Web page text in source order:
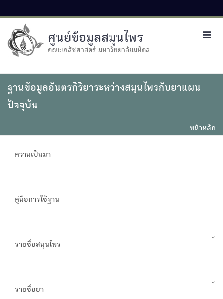
ศูนย์ข้อมูลสมุนไพร
คณะเภสัชศาสตร์ มหาวิทยาลัยมหิดล
ฐานข้อมูลอันตรกิริยาระหว่างสมุนไพรกับยาแผน
ปัจจุบัน
หน้าหลัก
ความเป็นมา
คู่มือการใช้ฐาน
รายชื่อสมุนไพร
รายชื่อยา